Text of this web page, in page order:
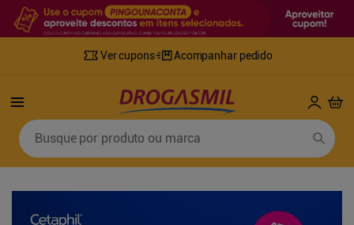
Ver cupons Acompanhar pedido
Busque por produto ou marca
Termos mais buscados